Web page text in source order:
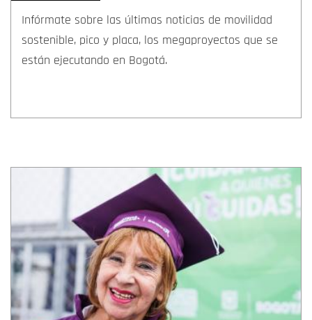
Infórmate sobre las últimas noticias de movilidad
sostenible, pico y placa, los megaproyectos que se
están ejecutando en Bogotá.